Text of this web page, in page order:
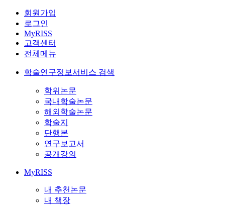
회원가입
로그인
MyRISS
고객센터
전체메뉴
학술연구정보서비스 검색
학위논문
국내학술논문
해외학술논문
학술지
단행본
연구보고서
공개강의
MyRISS
내 추천논문
내 책장